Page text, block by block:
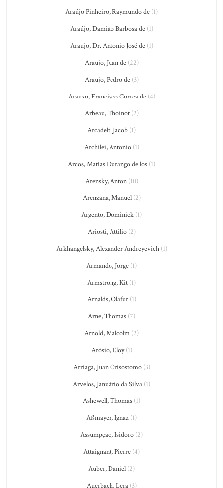
Araújo Pinheiro, Raymundo de (1)
Araújo, Damião Barbosa de(1)
Araujo, Dr. Antonio José de(1)
Araujo, Juan de(22)
Araujo, Pedro de(3)
Arauxo, Francisco Correa de(4)
Arbeau, Thoinot(2)
Arcadelt, Jacob (1)
Archilei, Antonio(1)
Arcos, Matías Durango de los (1)
Arensky, Anton(10)
Arenzana, Manuel(2)
Argento, Dominick (1)
Ariosti, Attilio(2)
Arkhangelsky, Alexander Andreyevich(1)
Armando, Jorge (1)
Armstrong, Kit (1)
Arnalds, Olafur(1)
Arne, Thomas (7)
Arnold, Malcolm (2)
Arósio, Eloy(1)
Arriaga, Juan Crisostomo(3)
Arvelos, Januário da Silva (1)
Ashewell, Thomas (1)
Aßmayer, Ignaz (1)
Assumpção, Isidoro (2)
Attaignant, Pierre (4)
Auber, Daniel (2)
Auerbach, Lera(3)